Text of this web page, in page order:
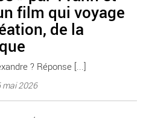
film qui voyage
de la
? Réponse [...]
mai 2026